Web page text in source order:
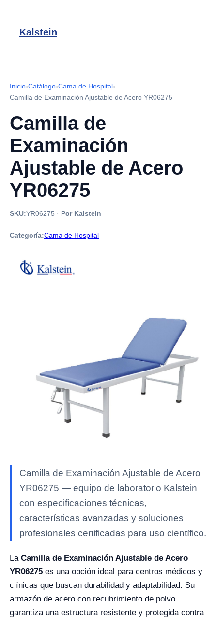
Kalstein
Inicio›Catálogo›Cama de Hospital›
Camilla de Examinación Ajustable de Acero YR06275
Camilla de
Examinación
Ajustable de Acero
YR06275
SKU:YR06275 · Por Kalstein
Categoría:Cama de Hospital
Camilla de Examinación Ajustable de Acero
YR06275 — equipo de laboratorio Kalstein
con especificaciones técnicas,
características avanzadas y soluciones
profesionales certificadas para uso científico.
La Camilla de Examinación Ajustable de Acero
YR06275 es una opción ideal para centros médicos y
clínicas que buscan durabilidad y adaptabilidad. Su
armazón de acero con recubrimiento de polvo
garantiza una estructura resistente y protegida contra